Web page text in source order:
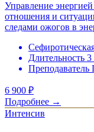
Управление
отношения и
следами ожогов в
Длительность
Преподаватель
6 900 ₽
Подробнее →
Интенсив